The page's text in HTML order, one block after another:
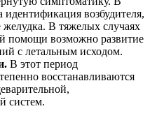
возбудителя,
В тяжелых случаях
помощи возможно развитие
с летальным исходом.
В этот период
восстанавливаются
систем.